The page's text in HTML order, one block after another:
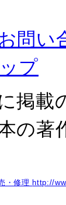
問い
プ
掲載
の著
・修理 http://